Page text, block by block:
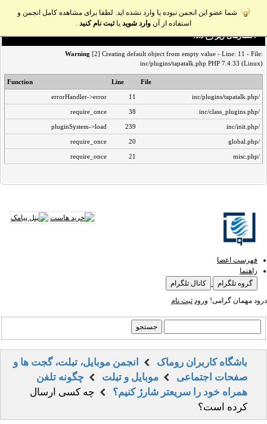
شما عضو این انجمن نبوده یا وارد نشده اید. لطفا برای مشاهده کامل انجمن و
استفاده از آن وارد شوید یاثبت نام کنید .
اخطار‌های زیر رخ داد:
Warning [2] Creating default object from empty value - Line: 11 - File:
inc/plugins/tapatalk.php PHP 7.4.33 (Linux)
File
Line
Function
/inc/plugins/tapatalk.php
11
errorHandler->error
/inc/class_plugins.php
38
require_once
/inc/init.php
239
pluginSystem->load
/global.php
20
require_once
/misc.php
21
require_once
فهرست اعضا
راهنما
گروه تلگرام
کانال تلگرام
درود مهمان گرامی! ورود ثبت نام
باشگاه کاربران روماک
انجمن موبایل، تبلت، گجت ها و
صفحات اجتماعی
موبایل و تبلت
چگونه تلفن
همراه خود را سریعتر شارژ کنیم؟
چه کسی ارسال
کرده است؟